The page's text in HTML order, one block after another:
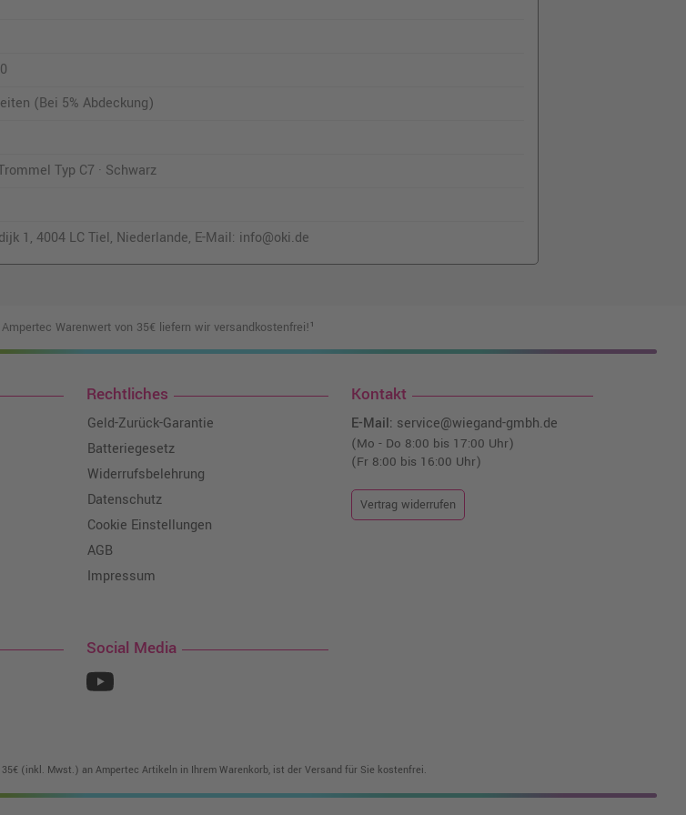
(Bei 5% Abdeckung)
Typ C7 · Schwarz
OKI, De Riemsdijk 1, 4004 LC Tiel, Niederlande, E-Mail: info@oki.de
Warenwert von 35€ liefern wir versandkostenfrei!¹
Rechtliches
Geld-Zurück-Garantie
Batteriegesetz
Widerrufsbelehrung
Datenschutz
Cookie Einstellungen
AGB
Impressum
Kontakt
E-Mail: service@wiegand-gmbh.de
(Mo - Do 8:00 bis 17:00 Uhr)
(Fr 8:00 bis 16:00 Uhr)
Vertrag widerrufen
Social Media
(inkl. Mwst.) an Ampertec Artikeln in Ihrem Warenkorb, ist der Versand für Sie kostenfrei.